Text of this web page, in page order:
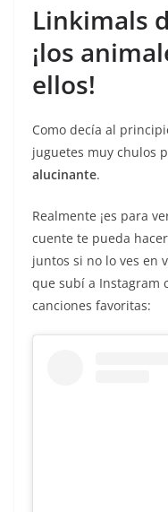
Linkimals
¡los
ellos!
Como decía al
juguetes muy chulos
alucinante.
Realmente ¡es para
cuente te pueda
juntos si no lo ves en
que subí a Instagram
canciones favoritas: